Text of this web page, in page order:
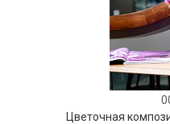
Цветочная